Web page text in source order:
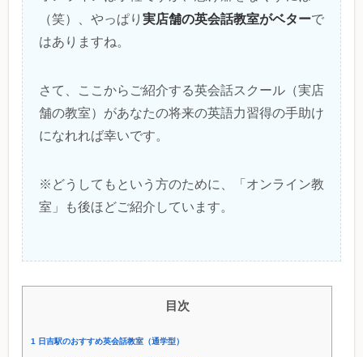
（笑）、やっぱり 実店舗の英会話教室がベターで
はありますね。
さて、ここからご紹介する英会話スクール（実店
舗の教室）があなたの将来の英語力習得の手助け
になれれば幸いです。
※どうしてもという方のために、「オンライン教
室」も後ほどご紹介しています。
目次
1 日吉駅のおすすめ英会話教室（通学型）